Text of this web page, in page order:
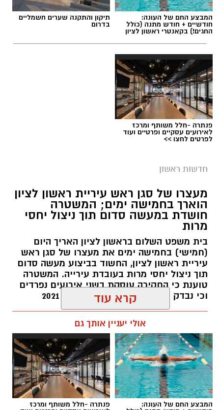
תגים:משרד הבריאות, חומרים מסוכנים, מרכז
ההחלקות
צילומים: משרד הבריאות
משרד הבריאות פרסם אזהרה לציבור מפני שימוש
במוצרי שיער נוספים שנתפסו במסגרת מבצע
פיקוח שנערך בתשעה סניפי רשת "מרכז
ההחלקות".
האזהרה מתפרסמת לאחר שבדיקות מעבדה
הושלמו לכלל המוצרים שנאספו במהלך המבצע,
ובהמשך להודעת משרד הבריאות שפורסמה בחודש
בין המוצרים שנמצאו ואינם רשומים במאגרי משרד
הבריאות, ולכן חל איסור לשווקם:
PROTEIN + MINERAL PREMIUM HAIR
STRAIGHTENING
המבצע החם של העונה:
חודשיים + חודש מתנה (כולל
החגים!) בקאנטרי ראשון לציון
תיקון והתקנה שערים חשמליים
בדרום
פנתרה -חלל משותף ומרכז
לאירועים עסקיים ופרטיים ועוד
לפרטים לחצו >>
חדשות ראשון
מעצרו של סגן ראש עיריית ראשון לציון
הוארך בחמישה ימים; המשטרה
חושדת במעשה סדום תוך ניצול יחסי
מרות
בית משפט השלום בראשון לציון האריך היום
(חמישי) בחמישה ימים את מעצרו של סגן ראש
עיריית ראשון לציון, החשוד בביצוע מעשה סדום
תוך ניצול יחסי מרות בעובדת עירייה. המשטרה
טוענת כי החקירה עוסקת בשני אירועים נפרדים
וכי נבדק חשד למקרים נוספים משנת 2021
תגים:הטרדה מינית, מעצר סגן ראש עיריית ראשון
לציון
קרא עוד
אולי יעניין אותך גם
המבצע החם של העונה: פנתרה -חלל משותף ומרכז